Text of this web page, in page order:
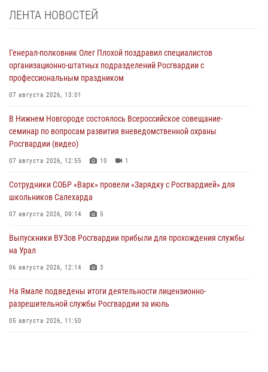
ЛЕНТА НОВОСТЕЙ
Генерал-полковник Олег Плохой поздравил специалистов
организационно-штатных подразделений Росгвардии с
профессиональным праздником
07 августа 2026, 13:01
В Нижнем Новгороде состоялось Всероссийское совещание-
семинар по вопросам развития вневедомственной охраны
Росгвардии (видео)
07 августа 2026, 12:55 10 1
Сотрудники СОБР «Варк» провели «Зарядку с Росгвардией» для
школьников Салехарда
07 августа 2026, 09:14 5
Выпускники ВУЗов Росгвардии прибыли для прохождения службы
на Урал
06 августа 2026, 12:14 3
На Ямале подведены итоги деятельности лицензионно-
разрешительной службы Росгвардии за июль
05 августа 2026, 11:50